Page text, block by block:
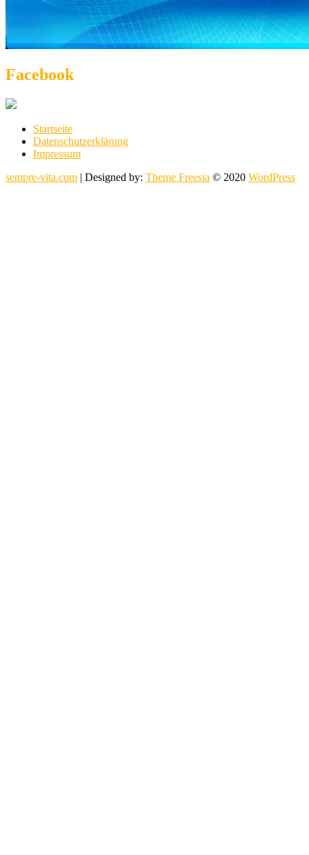
Facebook
Startseite
Datenschutzerklärung
Impressum
sempre-vita.com | Designed by: Theme Freesia © 2020 WordPress